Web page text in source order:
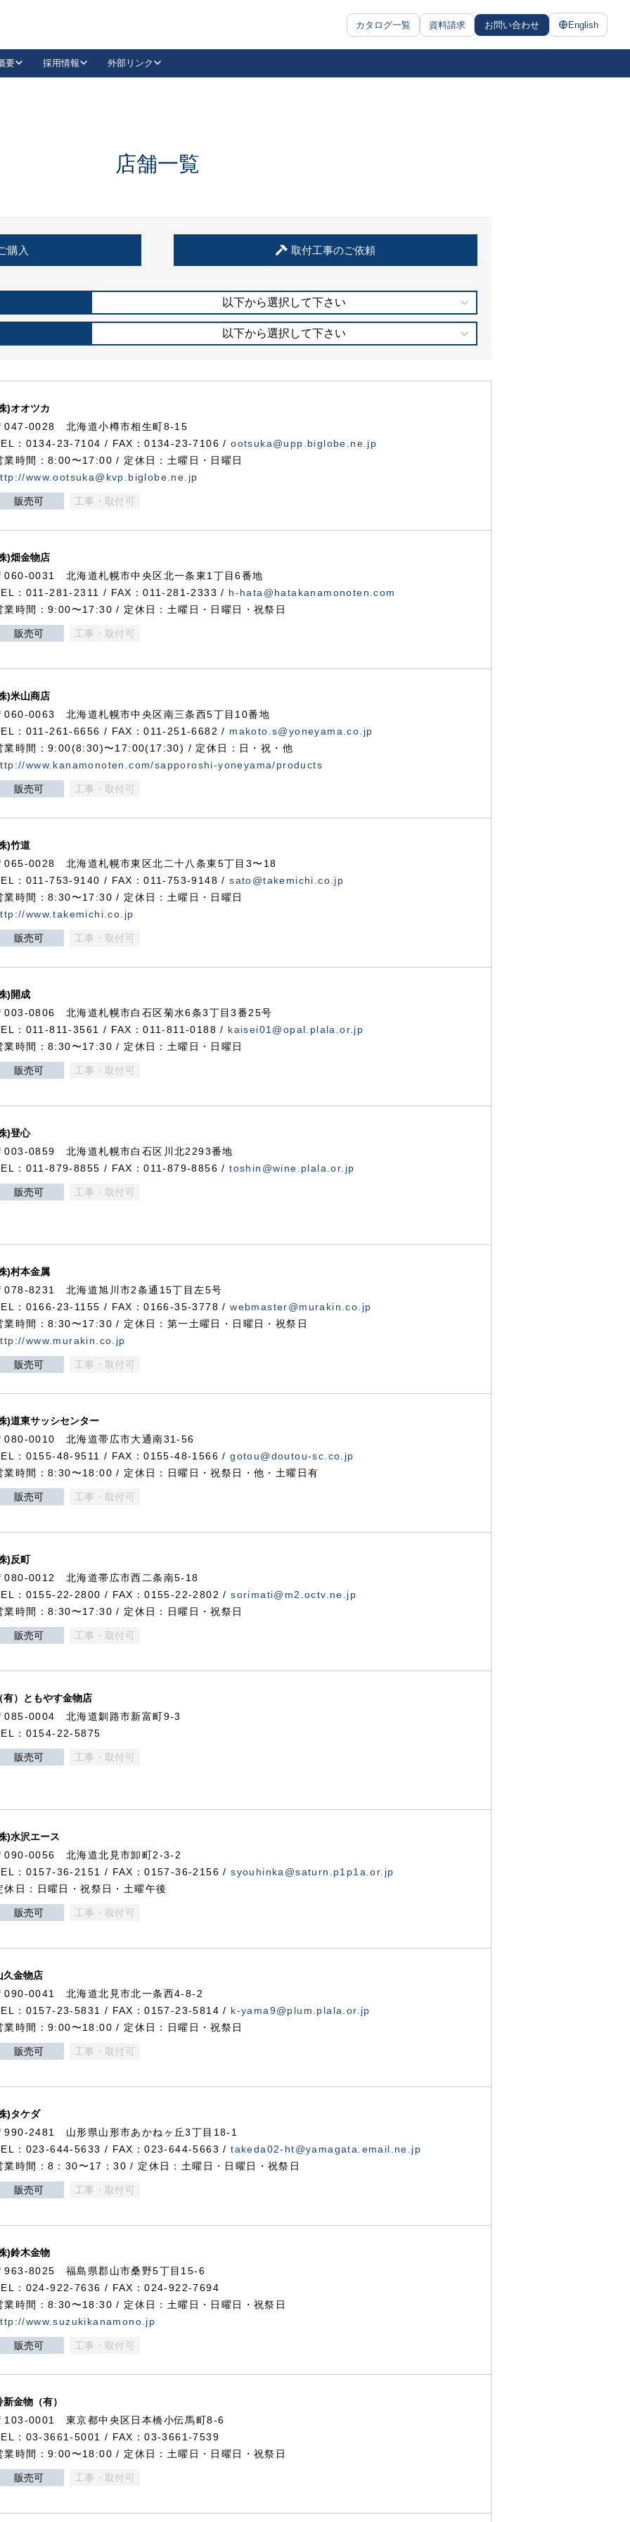
カタログ一覧 資料請求 お問い合わせ English
抗ウイルス・抗菌製品
要 採用情報 外部リンク
LinkedIn
住宅使用部材標準化推進協議会
店舗一覧
購入 取付工事のご依頼
以下から選択して下さい
以下から選択して下さい
)オオツカ
047-0028 北海道小樽市相生町8-15
：0134-23-7104 / FAX：0134-23-7106 /ootsuka@upp.biglobe.ne.jp
業時間：8:00〜17:00 / 定休日：土曜日・日曜日
www.ootsuka@kvp.biglobe.ne.jp
販売可 工事・取付可
)畑金物店
060-0031 北海道札幌市中央区北一条東1丁目6番地
：011-281-2311 / FAX：011-281-2333 / h-hata@hatakanamonoten.com
業時間：9:00〜17:30 / 定休日：土曜日・日曜日・祝祭日
販売可 工事・取付可
)米山商店
060-0063 北海道札幌市中央区南三条西5丁目10番地
：011-261-6656 / FAX：011-251-6682 / makoto.s@yoneyama.co.jp
業時間：9:00(8:30)〜17:00(17:30) / 定休日：日・祝・他
www.kanamonoten.com/sapporoshi-yoneyama/products
販売可 工事・取付可
)竹道
065-0028 北海道札幌市東区北二十八条東5丁目3〜18
：011-753-9140 / FAX：011-753-9148 /sato@takemichi.co.jp
業時間：8:30〜17:30 / 定休日：土曜日・日曜日
www.takemichi.co.jp
販売可 工事・取付可
)開成
003-0806 北海道札幌市白石区菊水6条3丁目3番25号
：011-811-3561 / FAX：011-811-0188 / kaisei01@opal.plala.or.jp
業時間：8:30〜17:30 / 定休日：土曜日・日曜日
販売可 工事・取付可
)登心
003-0859 北海道札幌市白石区川北2293番地
：011-879-8855 / FAX：011-879-8856 /toshin@wine.plala.or.jp
販売可 工事・取付可
)村本金属
078-8231 北海道旭川市2条通15丁目左5号
：0166-23-1155 / FAX：0166-35-3778 /webmaster@murakin.co.jp
業時間：8:30〜17:30 / 定休日：第一土曜日・日曜日・祝祭日
www.murakin.co.jp
販売可 工事・取付可
)道東サッシセンター
080-0010 北海道帯広市大通南31-56
：0155-48-9511 / FAX：0155-48-1566 /gotou@doutou-sc.co.jp
業時間：8:30〜18:00 / 定休日：日曜日・祝祭日・他・土曜日有
販売可 工事・取付可
)反町
080-0012 北海道帯広市西二条南5-18
：0155-22-2800 / FAX：0155-22-2802 /sorimati@m2.octv.ne.jp
業時間：8:30〜17:30 / 定休日：日曜日・祝祭日
販売可 工事・取付可
有）ともやす金物店
085-0004 北海道釧路市新富町9-3
：0154-22-5875
販売可 工事・取付可
)水沢エース
090-0056 北海道北見市卸町2-3-2
：0157-36-2151 / FAX：0157-36-2156 /syouhinka@saturn.p1p1a.or.jp
休日：日曜日・祝祭日・土曜午後
販売可 工事・取付可
久金物店
090-0041 北海道北見市北一条西4-8-2
：0157-23-5831 / FAX：0157-23-5814 / k-yama9@plum.plala.or.jp
業時間：9:00〜18:00 / 定休日：日曜日・祝祭日
販売可 工事・取付可
)タケダ
990-2481 山形県山形市あかねヶ丘3丁目18-1
：023-644-5633 / FAX：023-644-5663 /takeda02-ht@yamagata.email.ne.jp
業時間：8：30〜17：30 / 定休日：土曜日・日曜日・祝祭日
販売可 工事・取付可
)鈴木金物
963-8025 福島県郡山市桑野5丁目15-6
：024-922-7636 / FAX：024-922-7694
業時間：8:30〜18:30 / 定休日：土曜日・日曜日・祝祭日
www.suzukikanamono.jp
販売可 工事・取付可
新金物（有）
103-0001 東京都中央区日本橋小伝馬町8-6
：03-3661-5001 / FAX：03-3661-7539
業時間：9:00〜18:00 / 定休日：土曜日・日曜日・祝祭日
販売可 工事・取付可